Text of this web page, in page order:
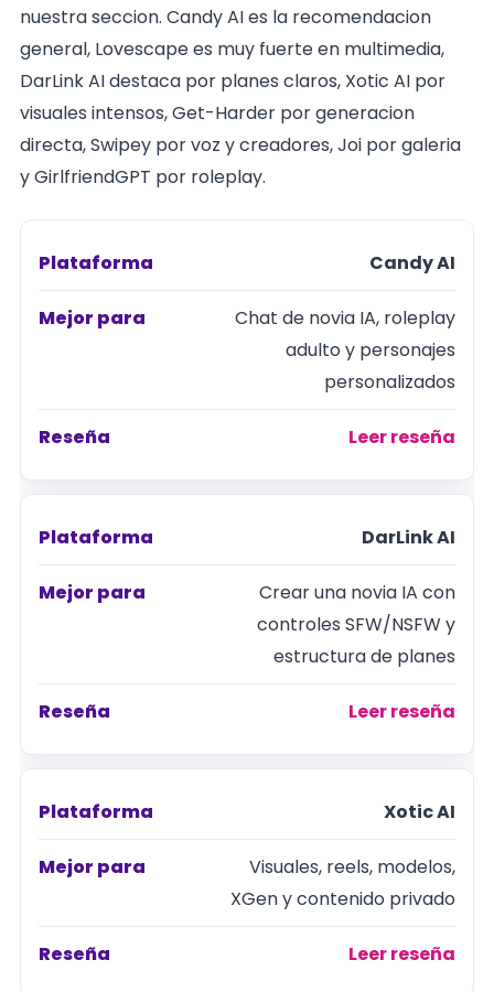
nuestra seccion. Candy AI es la recomendacion
general, Lovescape es muy fuerte en multimedia,
DarLink AI destaca por planes claros, Xotic AI por
visuales intensos, Get-Harder por generacion
directa, Swipey por voz y creadores, Joi por galeria
y GirlfriendGPT por roleplay.
Plataforma
Reseña
Candy AI
Chat de novia IA, roleplay
adulto y personajes
personalizados
Leer reseña
DarLink AI
Crear una novia IA con
controles SFW/NSFW y
estructura de planes
Leer reseña
Xotic AI
Visuales, reels, modelos,
XGen y contenido privado
Leer reseña